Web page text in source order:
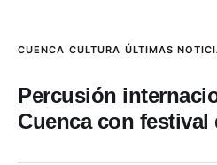
CUENCA CULTURA ÚLTIMAS
Percusión
Cuenca con festival